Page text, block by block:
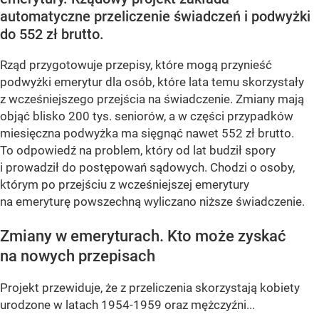
automatyczne przeliczenie świadczeń i podwyżki
do 552 zł brutto.
Rząd przygotowuje przepisy, które mogą przynieść
podwyżki emerytur dla osób, które lata temu skorzystały
z wcześniejszego przejścia na świadczenie. Zmiany mają
objąć blisko 200 tys. seniorów, a w części przypadków
miesięczna podwyżka ma sięgnąć nawet 552 zł brutto.
To odpowiedź na problem, który od lat budził spory
i prowadził do postępowań sądowych. Chodzi o osoby,
którym po przejściu z wcześniejszej emerytury
na emeryturę powszechną wyliczano niższe świadczenie.
Zmiany w emeryturach. Kto może zyskać
na nowych przepisach
Projekt przewiduje, że z przeliczenia skorzystają kobiety
urodzone w latach 1954-1959 oraz mężczyźni...